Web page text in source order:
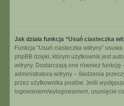
Na górę
Jak działa funkcja “Usuń ciasteczka
Funkcja “Usuń ciasteczka witryny”
phpBB dzięki, którym użytkownik jest
witryny. Dostarczają one również funkcję
administratora witryny – śledzenia
przez użytkownika postów. Jeśli
logowaniem/wylogowaniem, usunięcie